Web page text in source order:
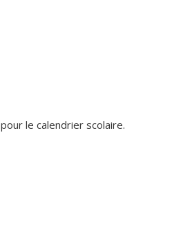
pour le calendrier scolaire.